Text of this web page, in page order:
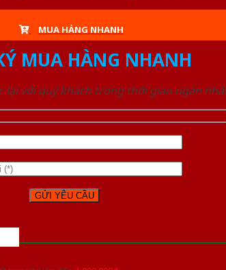
MUA HÀNG NHANH
MUA HÀNG NHANH
lại với quý khách trong thời gian ngắn